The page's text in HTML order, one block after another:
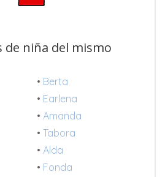
niña del mismo
• Berta
• Earlena
• Amanda
• Tabora
• Alda
• Fonda